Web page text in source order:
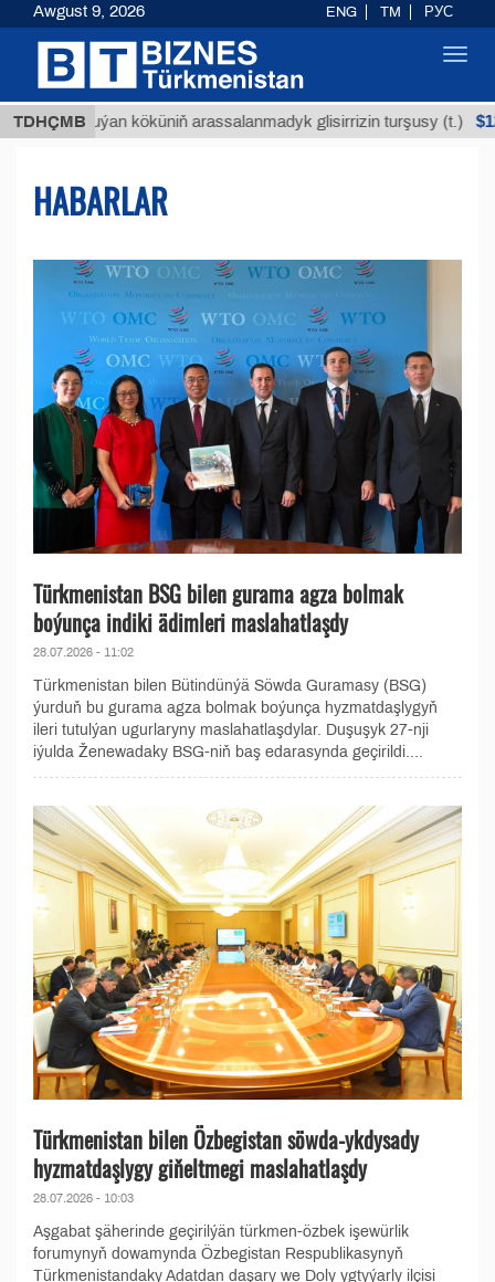
TDHÇMBköküniň arassalanmadyk glisirrizin turşusy (t.) $12935,18
HABARLAR
Türkmenistan BSG bilen gurama agza bolmak
boýunça indiki ädimleri maslahatlaşdy
28.07.2026 - 11:02
Türkmenistan bilen Bütindünýä Söwda Guramasy (BSG)
ýurduň bu gurama agza bolmak boýunça hyzmatdaşlygyň
ileri tutulýan ugurlaryny maslahatlaşdylar. Duşuşyk 27-nji
iýulda Ženewadaky BSG-niň baş edarasynda geçirildi....
Türkmenistan bilen Özbegistan söwda-ykdysady
hyzmatdaşlygy giňeltmegi maslahatlaşdy
28.07.2026 - 10:03
Aşgabat şäherinde geçirilýän türkmen-özbek işewürlik
forumynyň dowamynda Özbegistan Respublikasynyň
Türkmenistandaky Adatdan daşary we Doly ygtyýarly ilçisi
Awgust 9, 2026 ENG TM РУС